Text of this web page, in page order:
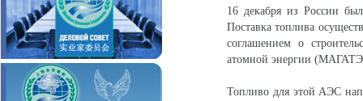
16 декабря из России
Поставка топлива
соглашением о
атомной энергии
Топливо для этой АЭС